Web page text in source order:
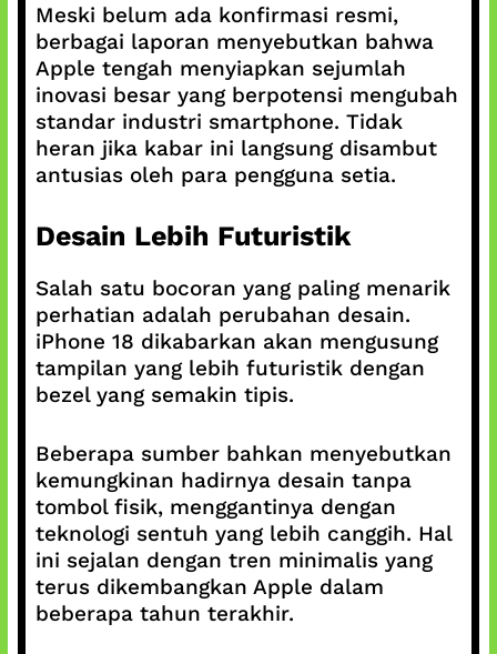
Meski belum ada konfirmasi resmi,
berbagai laporan menyebutkan bahwa
Apple tengah menyiapkan sejumlah
inovasi besar yang berpotensi mengubah
standar industri smartphone. Tidak
heran jika kabar ini langsung disambut
antusias oleh para pengguna setia.
Desain Lebih Futuristik
Salah satu bocoran yang paling menarik
perhatian adalah perubahan desain.
iPhone 18 dikabarkan akan mengusung
tampilan yang lebih futuristik dengan
bezel yang semakin tipis.
Beberapa sumber bahkan menyebutkan
kemungkinan hadirnya desain tanpa
tombol fisik, menggantinya dengan
teknologi sentuh yang lebih canggih. Hal
ini sejalan dengan tren minimalis yang
terus dikembangkan Apple dalam
beberapa tahun terakhir.